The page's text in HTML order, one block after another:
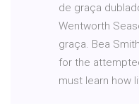
de graça
Wentworth
graça. Bea
for the
must learn how